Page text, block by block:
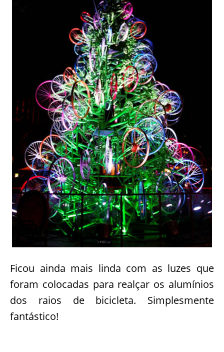
Ficou ainda mais linda com as luzes que
foram colocadas para realçar os alumínios
dos raios de bicicleta. Simplesmente
fantástico!